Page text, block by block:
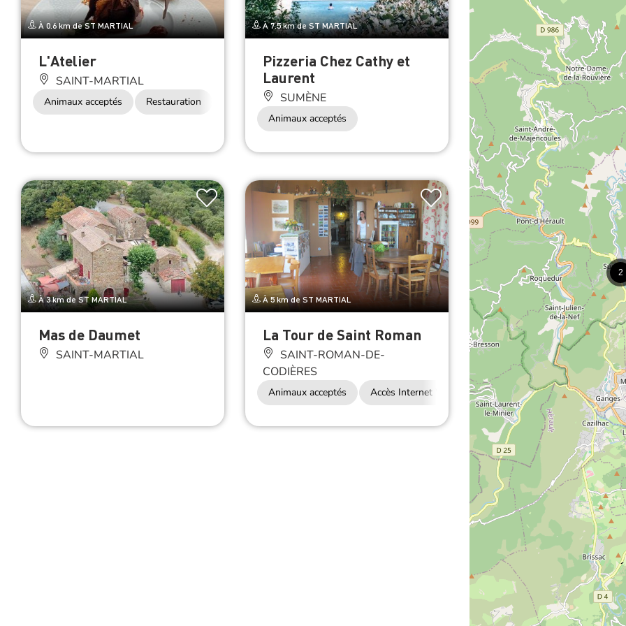
À 0.6 km de ST MARTIAL
L'Atelier
SAINT-MARTIAL
Animaux acceptés
À 7.5 km de ST MARTIAL
Pizzeria Chez Cathy et
Laurent
SUMÈNE
Animaux acceptés
À 3 km de ST MARTIAL
Mas de Daumet
SAINT-MARTIAL
À 5 km de ST MARTIAL
La Tour de Saint Roman
SAINT-ROMAN-DE-
CODIÈRES
Animaux acceptés
2